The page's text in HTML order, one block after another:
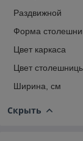
Раздвижной
Форма
Цвет каркаса
Цвет
Ширина, см
Скрыть